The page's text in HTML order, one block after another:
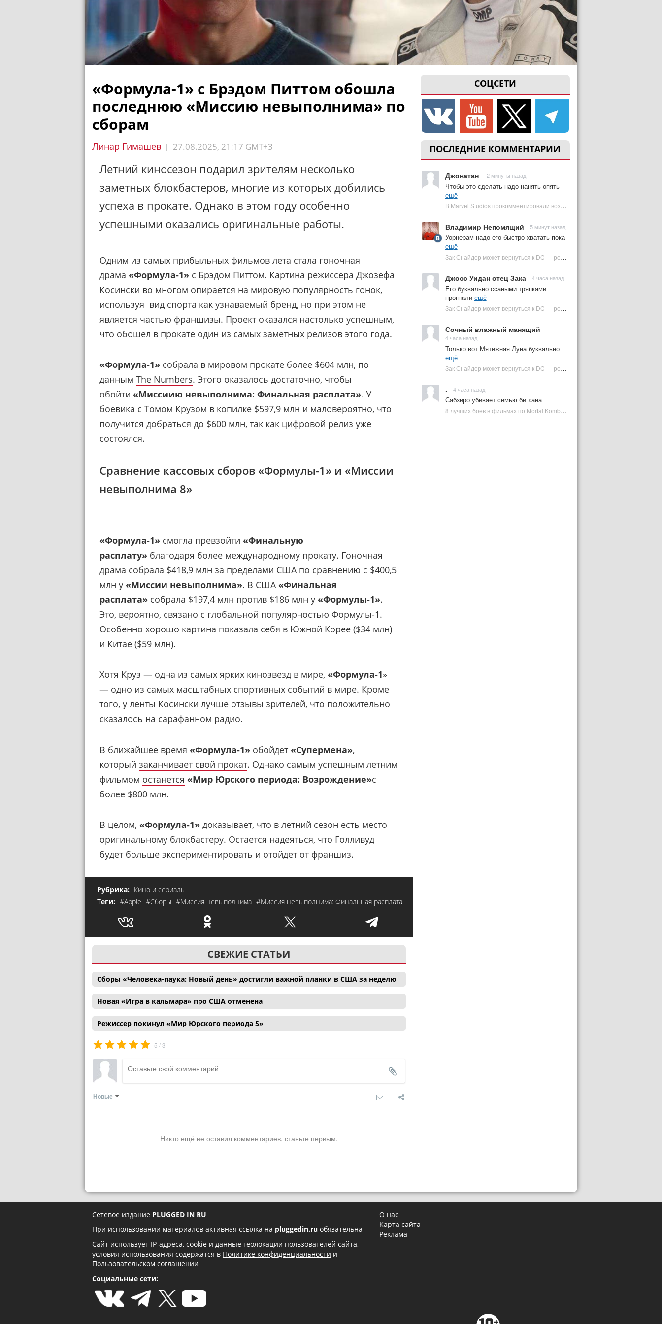
СОЦСЕТИ
ПОСЛЕДНИЕ КОММЕНТАРИИ
Джонатан 2 минуты назад
Чтобы это сделать надо нанять опять
ещё
В Marvel Studios прокомментировали возвращение Канга на экраны | Plugged In Ru
Владимир Непомящий 5 минут назад
Уорнерам надо его быстро хватать пока
ещё
Зак Снайдер может вернуться к DC — режиссер общался с Warner Bros. (фото) | Plugged In Ru
Джосс Уидан отец Зака 4 часа назад
Его буквально ссаными тряпками
прогнали ещё
Зак Снайдер может вернуться к DC — режиссер общался с Warner Bros. (фото) | Plugged In Ru
Сочный влажный манящий
4 часа назад
Только вот Мятежная Луна буквально
ещё
Зак Снайдер может вернуться к DC — режиссер общался с Warner Bros. (фото) | Plugged In Ru
. 4 часа назад
Сабзиро убивает семью би хана
8 лучших боев в фильмах по Mortal Kombat: от «Смертельной битвы» до «Мортал Комбат 2» | Plugged In Ru
«Формула-1» с Брэдом Питтом обошла
последнюю «Миссию невыполнима» по
сборам
Линар Гимашев | 27.08.2025, 21:17 GMT+3
Летний киносезон подарил зрителям несколько
заметных блокбастеров, многие из которых добились
успеха в прокате. Однако в этом году особенно
успешными оказались оригинальные работы.
Одним из самых прибыльных фильмов лета стала гоночная
драма «Формула-1» с Брэдом Питтом. Картина режиссера Джозефа
Косински во многом опирается на мировую популярность гонок,
используя вид спорта как узнаваемый бренд, но при этом не
является частью франшизы. Проект оказался настолько успешным,
что обошел в прокате один из самых заметных релизов этого года.
«Формула-1» собрала в мировом прокате более $604 млн, по
данным The Numbers. Этого оказалось достаточно, чтобы
обойти «Миссиию невыполнима: Финальная расплата». У
боевика с Томом Крузом в копилке $597,9 млн и маловероятно, что
получится добраться до $600 млн, так как цифровой релиз уже
состоялся.
Сравнение кассовых сборов «Формулы-1» и «Миссии
невыполнима 8»
«Формула-1» смогла превзойти «Финальную
расплату» благодаря более международному прокату. Гоночная
драма собрала $418,9 млн за пределами США по сравнению с $400,5
млн у «Миссии невыполнима». В США «Финальная
расплата» собрала $197,4 млн против $186 млн у «Формулы-1».
Это, вероятно, связано с глобальной популярностью Формулы-1.
Особенно хорошо картина показала себя в Южной Корее ($34 млн)
и Китае ($59 млн).
Хотя Круз — одна из самых ярких кинозвезд в мире, «Формула-1»
— одно из самых масштабных спортивных событий в мире. Кроме
того, у ленты Косински лучше отзывы зрителей, что положительно
сказалось на сарафанном радио.
В ближайшее время «Формула-1» обойдет «Супермена»,
который заканчивает свой прокат. Однако самым успешным летним
фильмом останется «Мир Юрского периода: Возрождение»с
более $800 млн.
В целом, «Формула-1» доказывает, что в летний сезон есть место
оригинальному блокбастеру. Остается надеяться, что Голливуд
будет больше экспериментировать и отойдет от франшиз.
Рубрика: Кино и сериалы
Теги: #Apple #Сборы #Миссия невыполнима #Миссия невыполнима: Финальная расплата
СВЕЖИЕ СТАТЬИ
Сборы «Человека-паука: Новый день» достигли важной планки в США за неделю
Новая «Игра в кальмара» про США отменена
Режиссер покинул «Мир Юрского периода 5»
5 /3
Новые
Никто ещё не оставил комментариев, станьте первым.
Сетевое издание PLUGGED IN RU
При использовании материалов активная ссылка на pluggedin.ru обязательна
Сайт использует IP-адреса, cookie и данные геолокации пользователей сайта,
условия использования содержатся в Политике конфиденциальности и
Пользовательском соглашении
Социальные сети:
О нас
Карта сайта
Реклама